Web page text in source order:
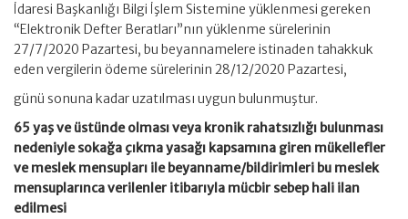
İdaresi Başkanlığı Bilgi İşlem Sistemine yüklenmesi gereken
“Elektronik Defter Beratları”nın yüklenme sürelerinin
27/7/2020 Pazartesi, bu beyannamelere istinaden tahakkuk
eden vergilerin ödeme sürelerinin 28/12/2020 Pazartesi,
günü sonuna kadar uzatılması uygun bulunmuştur.
65 yaş ve üstünde olması veya kronik rahatsızlığı bulunması
nedeniyle sokağa çıkma yasağı kapsamına giren mükellefler
ve meslek mensupları ile beyanname/bildirimleri bu meslek
mensuplarınca verilenler itibarıyla mücbir sebep hali ilan
edilmesi